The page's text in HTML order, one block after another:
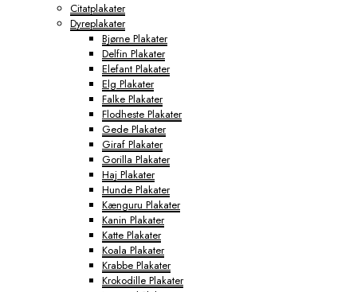
Citatplakater
Dyreplakater
Bjørne Plakater
Delfin Plakater
Elefant Plakater
Elg Plakater
Falke Plakater
Flodheste Plakater
Gede Plakater
Giraf Plakater
Gorilla Plakater
Haj Plakater
Hunde Plakater
Kænguru Plakater
Kanin Plakater
Katte Plakater
Koala Plakater
Krabbe Plakater
Krokodille Plakater